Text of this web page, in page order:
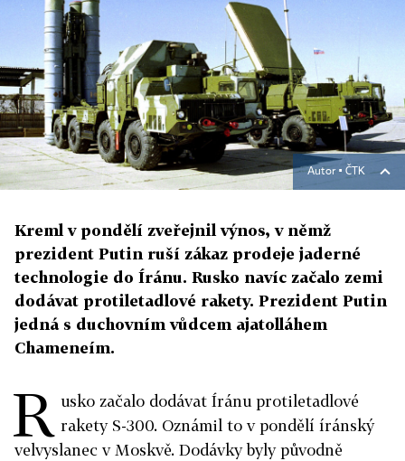
Autor ▪ ČTK
Kreml v pondělí zveřejnil výnos, v němž
prezident Putin ruší zákaz prodeje jaderné
technologie do Íránu. Rusko navíc začalo zemi
dodávat protiletadlové rakety. Prezident Putin
jedná s duchovním vůdcem ajatolláhem
Chameneím.
R usko začalo dodávat Íránu protiletadlové
rakety S-300. Oznámil to v pondělí íránský
velvyslanec v Moskvě. Dodávky byly původně